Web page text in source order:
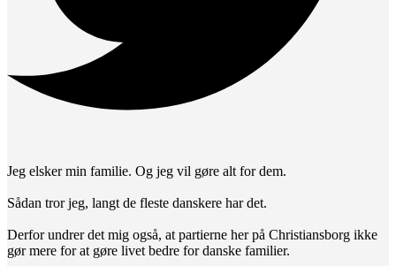
Jeg elsker min familie. Og jeg vil gøre alt for dem.
Sådan tror jeg, langt de fleste danskere har det.
Derfor undrer det mig også, at partierne her på Christiansborg ikke
gør mere for at gøre livet bedre for danske familier.